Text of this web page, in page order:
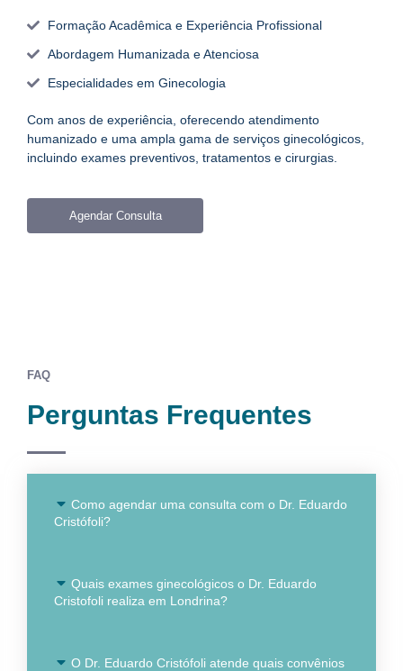
Formação Acadêmica e Experiência Profissional
Abordagem Humanizada e Atenciosa
Especialidades em Ginecologia
Com anos de experiência, oferecendo atendimento
humanizado e uma ampla gama de serviços ginecológicos,
incluindo exames preventivos, tratamentos e cirurgias.
Agendar Consulta
FAQ
Perguntas Frequentes
Como agendar uma consulta com o Dr. Eduardo
Cristófoli?
Quais exames ginecológicos o Dr. Eduardo
Cristofoli realiza em Londrina?
O Dr. Eduardo Cristófoli atende quais convênios